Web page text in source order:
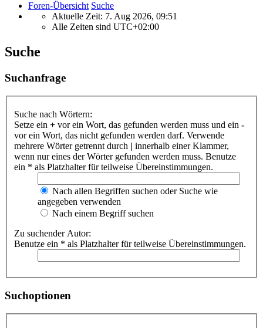
Foren-Übersicht Suche
Aktuelle Zeit: 7. Aug 2026, 09:51
Alle Zeiten sind UTC+02:00
Suche
Suchanfrage
Suche nach Wörtern:
Setze ein + vor ein Wort, das gefunden werden muss und ein -
vor ein Wort, das nicht gefunden werden darf. Verwende
mehrere Wörter getrennt durch | innerhalb einer Klammer,
wenn nur eines der Wörter gefunden werden muss. Benutze
ein * als Platzhalter für teilweise Übereinstimmungen.
Nach allen Begriffen suchen oder Suche wie
angegeben verwenden
Nach einem Begriff suchen
Zu suchender Autor:
Benutze ein * als Platzhalter für teilweise Übereinstimmungen.
Suchoptionen